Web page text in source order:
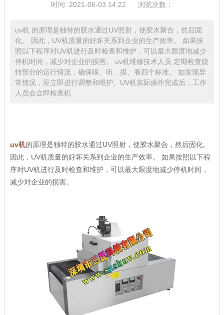
时间: 2021-06-03 14:22 浏览次数：
uv机 的原理是独特的胶水通过UV照射，使胶水聚合，然后固
化。 因此，UV机质量的好坏关系到企业的生产效率。 如果按
照以下程序对UV机进行及时检查和维护，可以最大限度地减少
停机时间，减少对企业的损害。 uv机维修技术人员 定期检查旋
转部分的运行情况，确保嗅、听、摸、看四个标准。 如发现异
常情况，应立即进行调整和维护。UV机实际操作完成后，工作
人员会立即检查机
uv机的原理是独特的胶水通过UV照射，使胶水聚合，然后固化。
因此，UV机质量的好坏关系到企业的生产效率。 如果按照以下程
序对UV机进行及时检查和维护，可以最大限度地减少停机时间，
减少对企业的损害。